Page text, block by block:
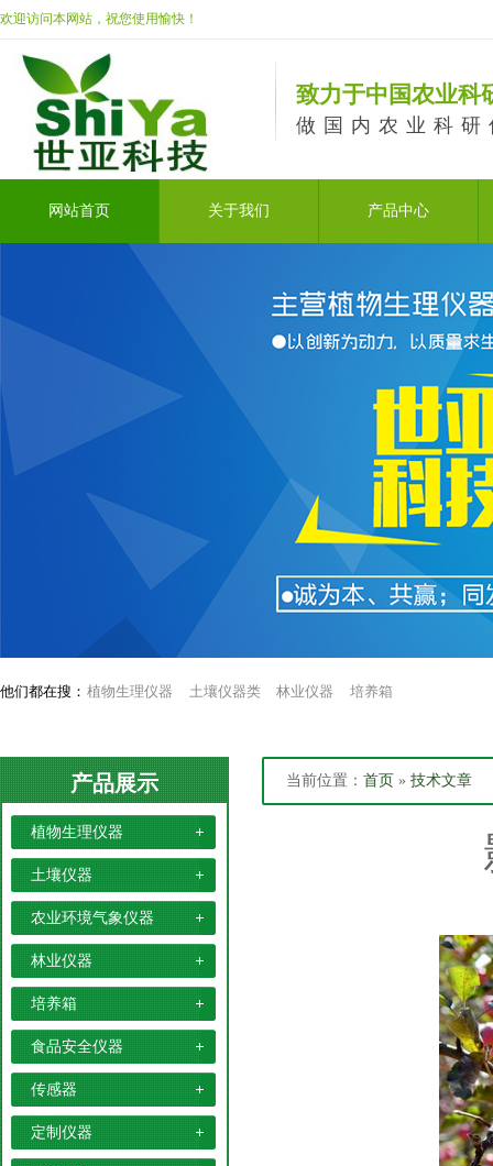
欢迎访问本网站，祝您使用愉快！
致力于中国农业科
做国内农业科
网站首页 关于我们 产品中心
他们都在搜： 植物生理仪器 土壤仪器类 林业仪器 培养箱
产品展示
植物生理仪器
土壤仪器
农业环境气象仪器
林业仪器
培养箱
食品安全仪器
传感器
定制仪器
当前位置： 首页 » 技术文章